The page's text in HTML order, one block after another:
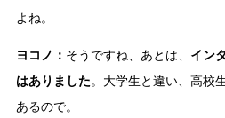
よね。
ヨコノ： そうですね、あとは、 イン
はありました。大学生と違い、高校
あるので。